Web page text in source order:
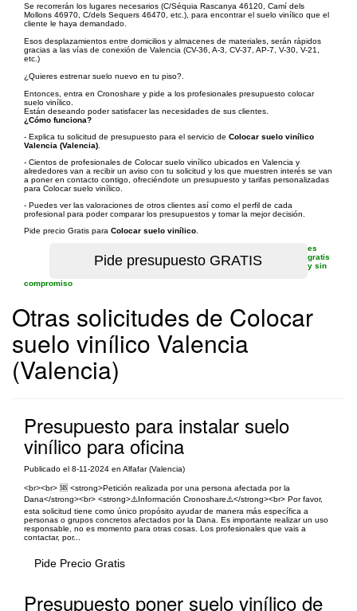
Se recorrerán los lugares necesarios (C/Séquia Rascanya 46120, Camí dels
Mollons 46970, C/dels Sequers 46470, etc.), para encontrar el suelo vinílico que el
cliente le haya demandado.
Esos desplazamientos entre domicilios y almacenes de materiales, serán rápidos
gracias a las vías de conexión de Valencia (CV-36, A-3, CV-37, AP-7, V-30, V-21,
etc.)
¿Quieres estrenar suelo nuevo en tu piso?.
Entonces, entra en Cronoshare y pide a los profesionales presupuesto colocar
suelo vinílico.
Están deseando poder satisfacer las necesidades de sus clientes.
¿Cómo funciona?
- Explica tu solicitud de presupuesto para el servicio de Colocar suelo vinílico
Valencia (Valencia)
- Cientos de profesionales de Colocar suelo vinílico ubicados en Valencia y
alrededores van a recibir un aviso con tu solicitud y los que muestren interés se van
a poner en contacto contigo, ofreciéndote un presupuesto y tarifas personalizadas
para Colocar suelo vinílico.
- Puedes ver las valoraciones de otros clientes así como el perfil de cada
profesional para poder comparar los presupuestos y tomar la mejor decisión.
Pide precio Gratis para Colocar suelo vinílico
es
gratis
y sin
compromiso
Otras solicitudes de Colocar
suelo vinílico Valencia
(Valencia)
Presupuesto para instalar suelo
vinílico para oficina
Publicado el 8-11-2024 en Alfafar (Valencia)
<br><br> 🆘 <strong>Petición realizada por una persona afectada por la
Dana</strong><br> <strong>⚠️Información Cronoshare⚠️</strong><br> Por favor,
esta solicitud tiene como único propósito ayudar de manera más específica a
personas o grupos concretos afectados por la Dana. Es importante realizar un uso
responsable, no es momento para otras cosas. Los profesionales que vais a
contactar, por...
Pide Precio Gratis
Presupuesto poner suelo vinílico de